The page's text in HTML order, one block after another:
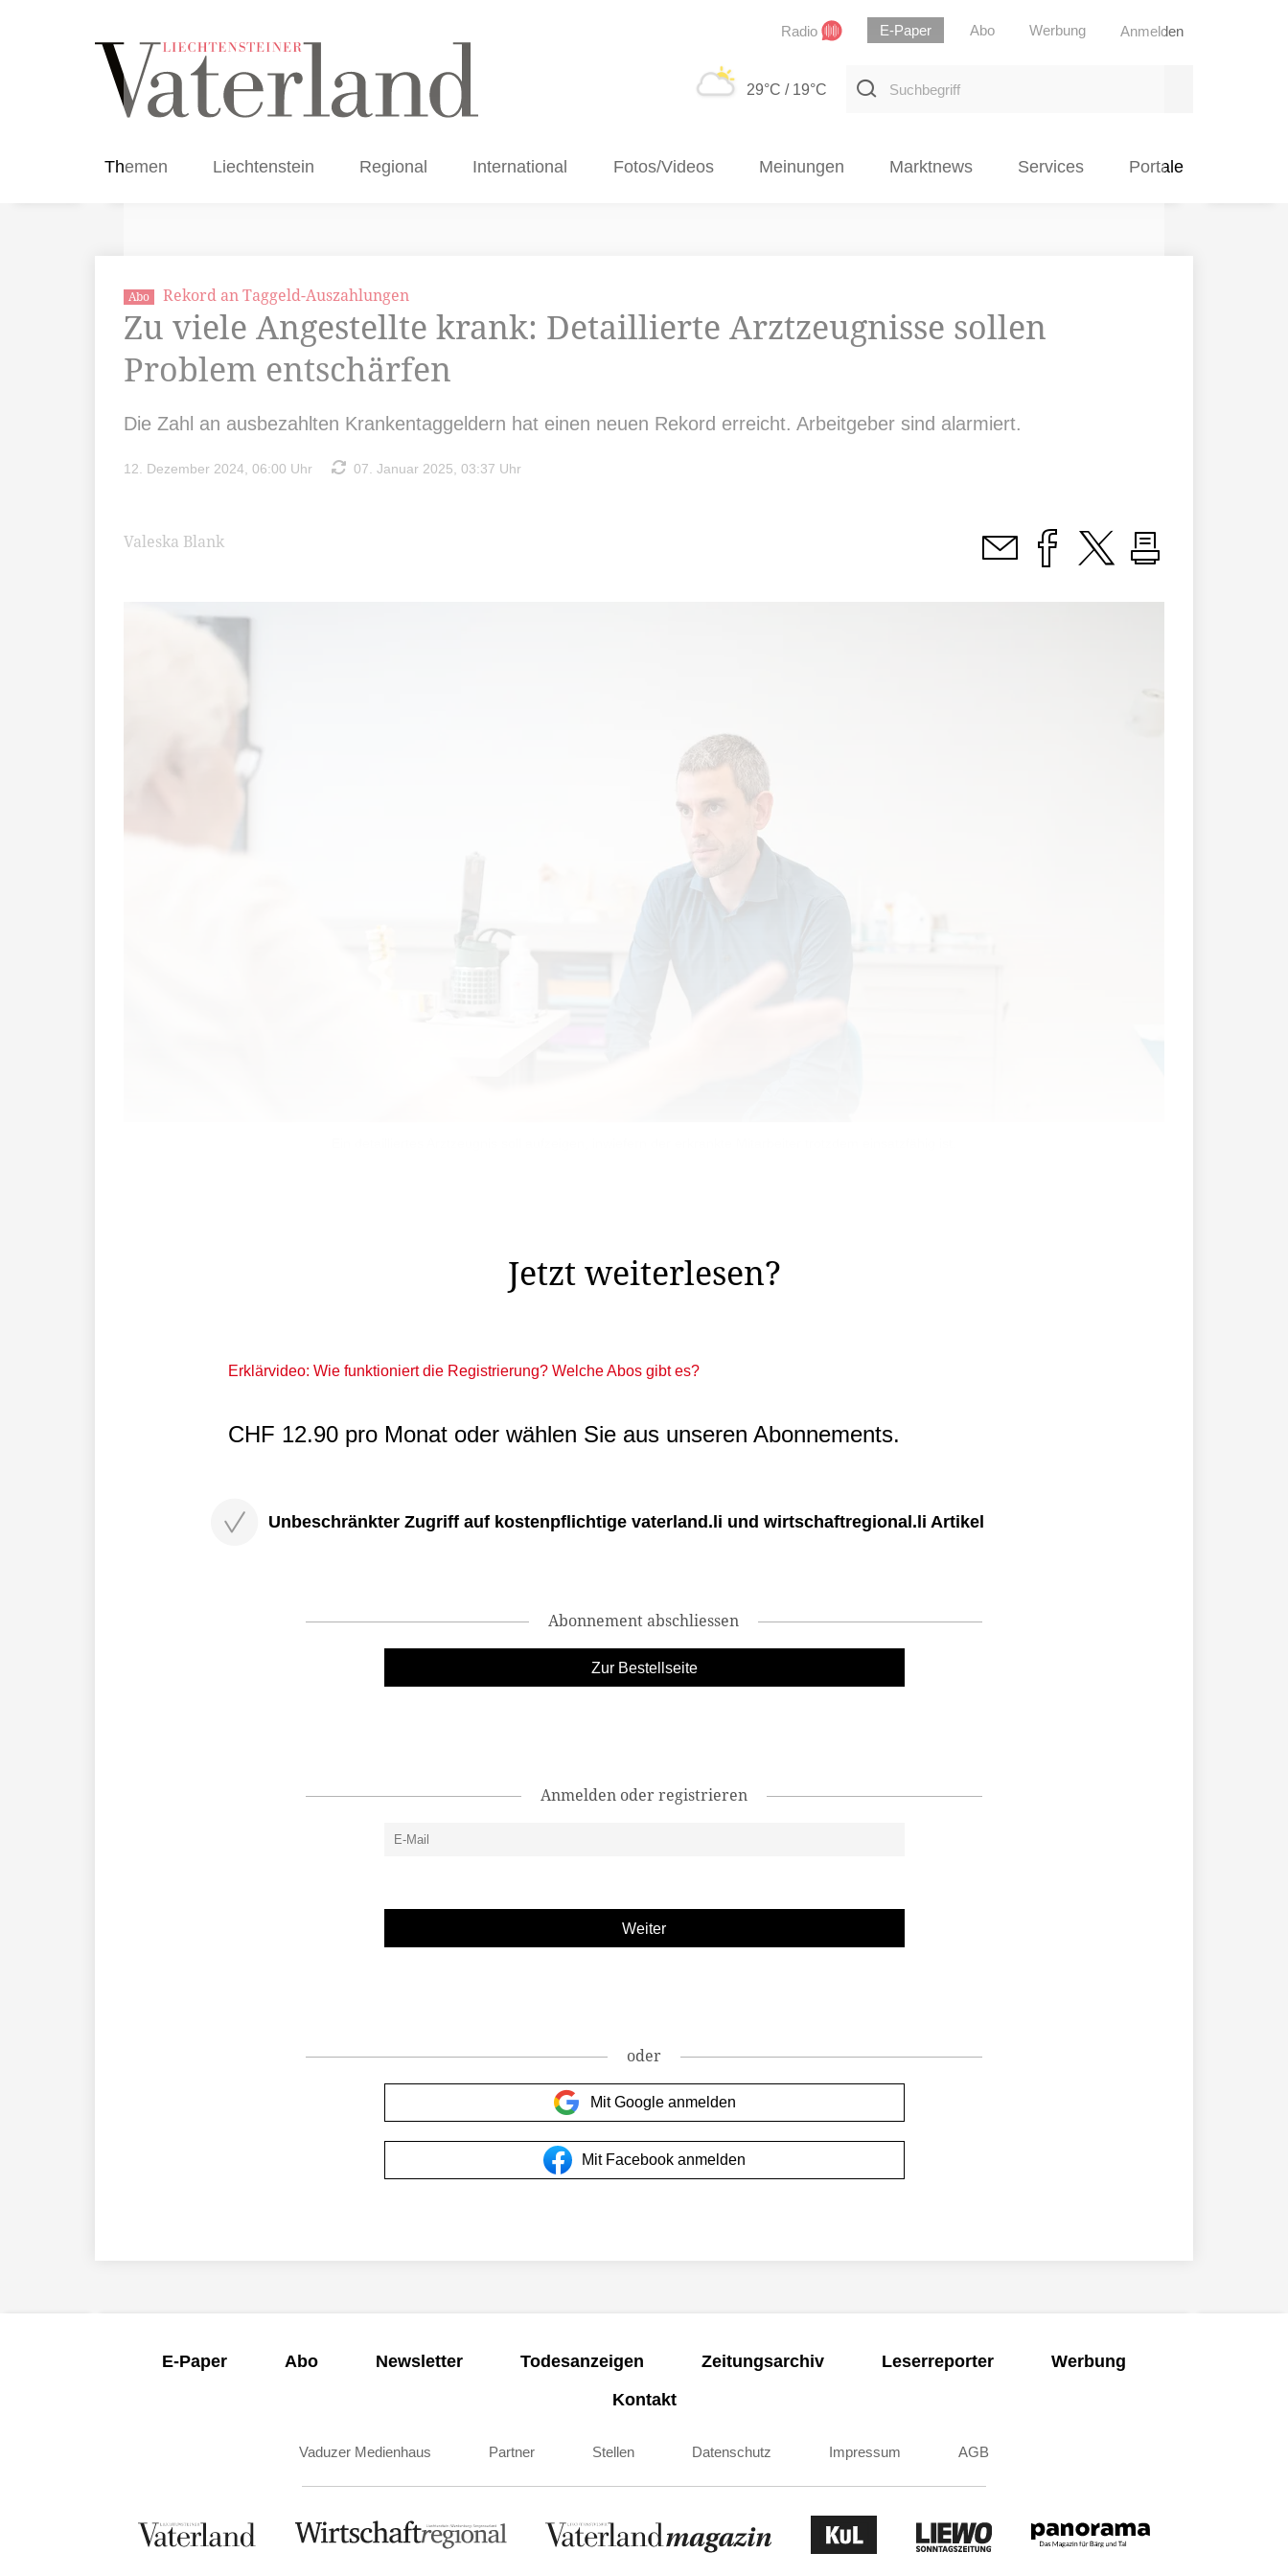
Radio E-Paper Abo Werbung Anmelden
29°C / 19°C
Suchbegriff
Themen Liechtenstein Regional International Fotos/Videos Meinungen Marktnews Services Portale
Abo Rekord an Taggeld-Auszahlungen
Zu viele Angestellte krank: Detaillierte Arztzeugnisse sollen
Problem entschärfen
Die Zahl an ausbezahlten Krankentaggeldern hat einen neuen Rekord erreicht. Arbeitgeber sind alarmiert.
12. Dezember 2024, 06:00 Uhr 07. Januar 2025, 03:37 Uhr
Valeska Blank
Jetzt weiterlesen?
Erklärvideo: Wie funktioniert die Registrierung? Welche Abos gibt es?
CHF 12.90 pro Monat oder wählen Sie aus unseren Abonnements.
Unbeschränkter Zugriff auf kostenpflichtige vaterland.li und wirtschaftregional.li Artikel
Abonnement abschliessen
Zur Bestellseite
Anmelden oder registrieren
oder
Mit Google anmelden
Mit Facebook anmelden
E-Paper Abo Newsletter Todesanzeigen Zeitungsarchiv Leserreporter
Werbung
Kontakt
Vaduzer Medienhaus Partner Stellen Datenschutz Impressum AGB